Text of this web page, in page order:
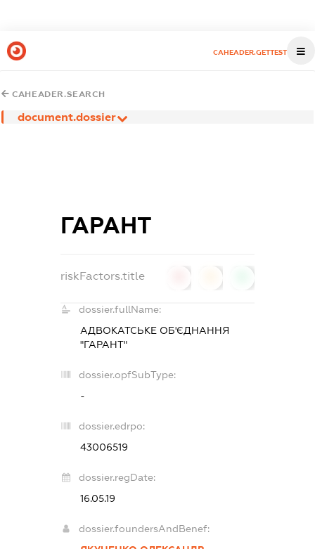
CAHEADER.GETTEST
CAHEADER.SEARCH
document.dossier
ГАРАНТ
riskFactors.title
dossier.fullName:
АДВОКАТСЬКЕ ОБ'ЄДНАННЯ
"ГАРАНТ"
dossier.opfSubType:
-
dossier.edrpo:
43006519
dossier.regDate:
16.05.19
dossier.foundersAndBenef: